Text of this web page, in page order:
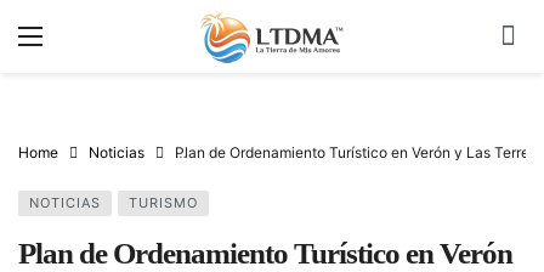
Home Noticias Plan de Ordenamiento Turístico en Verón y Las
NOTICIAS TURISMO
Plan de Ordenamiento Turístico en Verón